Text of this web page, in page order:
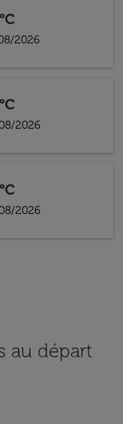
2026
2026
2026
au départ